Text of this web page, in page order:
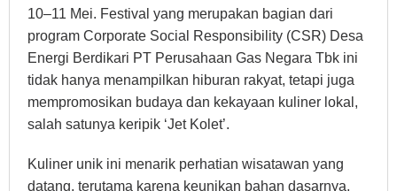
10–11 Mei. Festival yang merupakan bagian dari
program Corporate Social Responsibility (CSR) Desa
Energi Berdikari PT Perusahaan Gas Negara Tbk ini
tidak hanya menampilkan hiburan rakyat, tetapi juga
mempromosikan budaya dan kekayaan kuliner lokal,
salah satunya keripik ‘Jet Kolet’.
Kuliner unik ini menarik perhatian wisatawan yang
datang, terutama karena keunikan bahan dasarnya,